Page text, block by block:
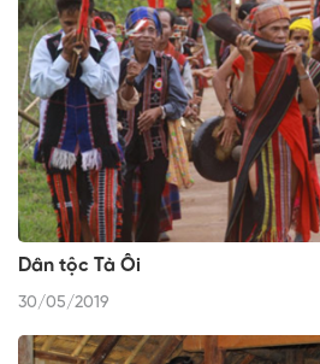
Dân tộc Tà Ôi
30/05/2019